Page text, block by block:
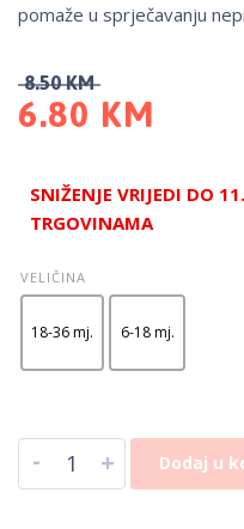
pomaže u sprječavanju
8.50KM
6.80 KM
SNIŽENJE VRIJEDI DO
TRGOVINAMA
VELIČINA
18-36 mj. 6-18 mj.
- + Dodaj u